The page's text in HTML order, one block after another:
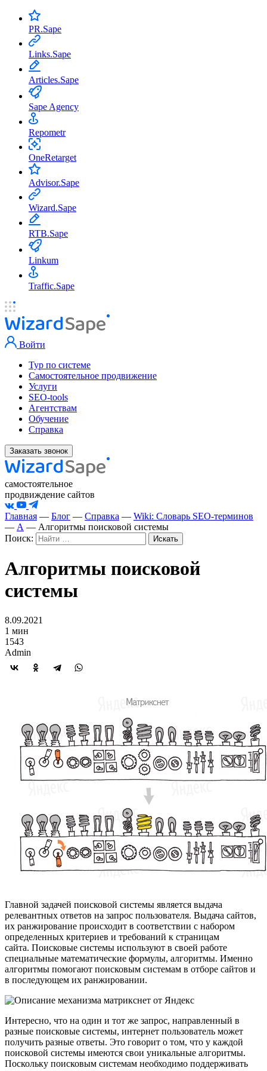
PR.Sape
Links.Sape
Articles.Sape
Sape Agency
Repometr
OneRetarget
Advisor.Sape
Wizard.Sape
RTB.Sape
Linkum
Traffic.Sape
Войти
Тур по системе
Самостоятельное продвижение
Услуги
SEO-tools
Агентствам
Обучение
Справка
Заказать звонок
самостоятельное
продвиждение сайтов
Главная — Блог — Справка — Wiki: Словарь SEO-терминов
— А — Алгоритмы поисковой системы
Поиск:
Алгоритмы поисковой
системы
8.09.2021
1 мин
1543
Admin
Главной задачей поисковой системы является выдача
релевантных ответов на запрос пользователя. Выдача сайтов,
их ранжирование происходит в соответствии с набором
определенных критериев и требований к страницам
сайта. Поисковые системы используют в своей работе
специальные математические формулы, алгоритмы. Именно
алгоритмы помогают поисковым системам в отборе сайтов и
в последующем их ранжировании.
Интересно, что на один и тот же запрос, направленный в
разные поисковые системы, интернет пользователь может
получить разные ответы. Это говорит о том, что у каждой
поисковой системы имеются свои уникальные алгоритмы.
Поскольку поисковым системам необходимо поддерживать